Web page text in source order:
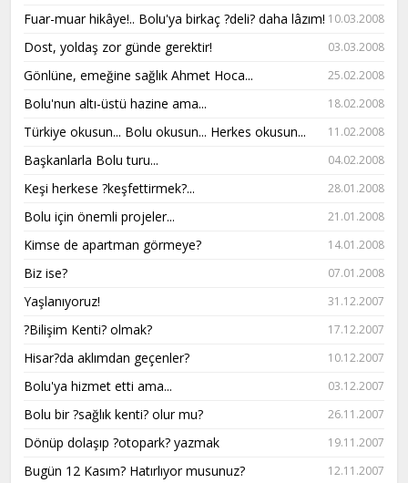
Fuar-muar hikâye!.. Bolu'ya birkaç ?deli? daha lâzım! 10.03.2008
Dost, yoldaş zor günde gerektir! 03.03.2008
Gönlüne, emeğine sağlık Ahmet Hoca... 25.02.2008
Bolu'nun altı-üstü hazine ama... 18.02.2008
Türkiye okusun... Bolu okusun... Herkes okusun... 11.02.2008
Başkanlarla Bolu turu... 04.02.2008
Keşi herkese ?keşfettirmek?... 28.01.2008
Bolu için önemli projeler... 21.01.2008
Kimse de apartman görmeye? 14.01.2008
Biz ise? 07.01.2008
Yaşlanıyoruz! 31.12.2007
?Bilişim Kenti? olmak? 17.12.2007
Hisar?da aklımdan geçenler? 10.12.2007
Bolu'ya hizmet etti ama... 03.12.2007
Bolu bir ?sağlık kenti? olur mu? 26.11.2007
Dönüp dolaşıp ?otopark? yazmak 19.11.2007
Bugün 12 Kasım? Hatırlıyor musunuz? 12.11.2007